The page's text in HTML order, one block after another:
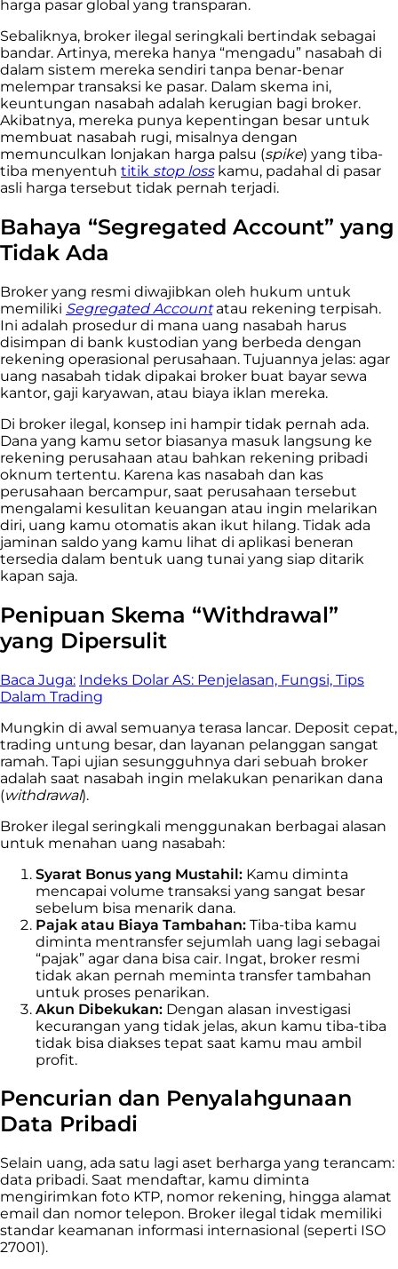
harga pasar global yang transparan.
Sebaliknya, broker ilegal seringkali bertindak sebagai
bandar. Artinya, mereka hanya “mengadu” nasabah di
dalam sistem mereka sendiri tanpa benar-benar
melempar transaksi ke pasar. Dalam skema ini,
keuntungan nasabah adalah kerugian bagi broker.
Akibatnya, mereka punya kepentingan besar untuk
membuat nasabah rugi, misalnya dengan
memunculkan lonjakan harga palsu (spike) yang tiba-
tiba menyentuh titik stop losskamu, padahal di pasar
asli harga tersebut tidak pernah terjadi.
Bahaya “Segregated Account” yang
Tidak Ada
Broker yang resmi diwajibkan oleh hukum untuk
memiliki Segregated Accountatau rekening terpisah.
Ini adalah prosedur di mana uang nasabah harus
disimpan di bank kustodian yang berbeda dengan
rekening operasional perusahaan. Tujuannya jelas: agar
uang nasabah tidak dipakai broker buat bayar sewa
kantor, gaji karyawan, atau biaya iklan mereka.
Di broker ilegal, konsep ini hampir tidak pernah ada.
Dana yang kamu setor biasanya masuk langsung ke
rekening perusahaan atau bahkan rekening pribadi
oknum tertentu. Karena kas nasabah dan kas
perusahaan bercampur, saat perusahaan tersebut
mengalami kesulitan keuangan atau ingin melarikan
diri, uang kamu otomatis akan ikut hilang. Tidak ada
jaminan saldo yang kamu lihat di aplikasi beneran
tersedia dalam bentuk uang tunai yang siap ditarik
kapan saja.
Penipuan Skema “Withdrawal”
yang Dipersulit
Baca Juga: Indeks Dolar AS: Penjelasan, Fungsi, Tips
Dalam Trading
Mungkin di awal semuanya terasa lancar. Deposit cepat,
trading untung besar, dan layanan pelanggan sangat
ramah. Tapi ujian sesungguhnya dari sebuah broker
adalah saat nasabah ingin melakukan penarikan dana
(withdrawal).
Broker ilegal seringkali menggunakan berbagai alasan
untuk menahan uang nasabah:
Syarat Bonus yang Mustahil: Kamu diminta
mencapai volume transaksi yang sangat besar
sebelum bisa menarik dana.
Pajak atau Biaya Tambahan: Tiba-tiba kamu
diminta mentransfer sejumlah uang lagi sebagai
“pajak” agar dana bisa cair. Ingat, broker resmi
tidak akan pernah meminta transfer tambahan
untuk proses penarikan.
Akun Dibekukan: Dengan alasan investigasi
kecurangan yang tidak jelas, akun kamu tiba-tiba
tidak bisa diakses tepat saat kamu mau ambil
profit.
Pencurian dan Penyalahgunaan
Data Pribadi
Selain uang, ada satu lagi aset berharga yang terancam:
data pribadi. Saat mendaftar, kamu diminta
mengirimkan foto KTP, nomor rekening, hingga alamat
email dan nomor telepon. Broker ilegal tidak memiliki
standar keamanan informasi internasional (seperti ISO
27001).